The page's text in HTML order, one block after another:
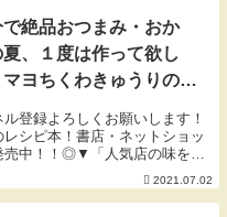
で絶品おつまみ・おか
、１度は作って欲し
ヨちくわきゅうりの作
ル登録よろしくお願いします！
シピ本！書店・ネットショッ
売中！！◎▼「人気店の味をお
末が楽しくなる再現ごはん」
標】季節の変わり目に気をつ
かっちゃん▼今回使用した
2021.07.02